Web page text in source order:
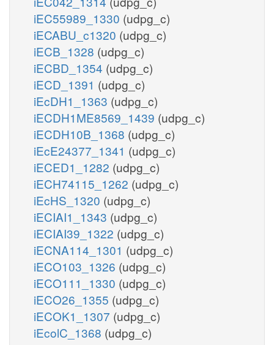
iEC55989_1330 (udpg_c)
iECABU_c1320 (udpg_c)
iECB_1328 (udpg_c)
iECBD_1354 (udpg_c)
iECD_1391 (udpg_c)
iEcDH1_1363 (udpg_c)
iECDH1ME8569_1439 (udpg_c)
iECDH10B_1368 (udpg_c)
iEcE24377_1341 (udpg_c)
iECED1_1282 (udpg_c)
iECH74115_1262 (udpg_c)
iEcHS_1320 (udpg_c)
iECIAI1_1343 (udpg_c)
iECIAI39_1322 (udpg_c)
iECNA114_1301 (udpg_c)
iECO103_1326 (udpg_c)
iECO111_1330 (udpg_c)
iECO26_1355 (udpg_c)
iECOK1_1307 (udpg_c)
iEcolC_1368 (udpg_c)